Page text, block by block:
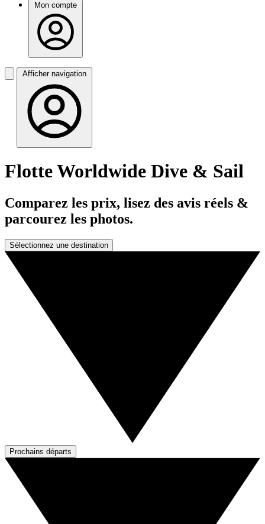
Mon compte
Afficher navigation
Flotte Worldwide Dive & Sail
Comparez les prix, lisez des avis réels &
parcourez les photos.
Sélectionnez une destination
Prochains départs